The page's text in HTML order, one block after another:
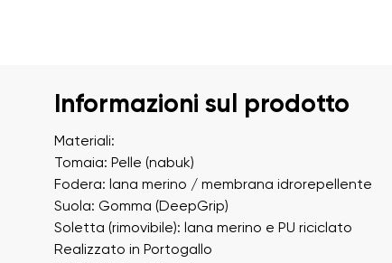
Informazioni sul prodotto
Materiali:
Tomaia: Pelle (nabuk)
Fodera: lana merino / membrana idrorepellente
Suola: Gomma (DeepGrip)
Soletta (rimovibile): lana merino e PU riciclato
Realizzato in Portogallo